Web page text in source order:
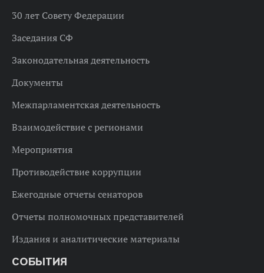
30 лет Совету Федерации
Заседания СФ
Законодательная деятельность
Документы
Межпарламентская деятельность
Взаимодействие с регионами
Мероприятия
Противодействие коррупции
Ежегодные отчеты сенаторов
Отчеты полномочных представителей
Издания и аналитические материалы
СОБЫТИЯ